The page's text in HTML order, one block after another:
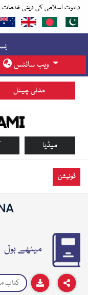
دعوت اسلامی کی دینی خدمات
ویب سائٹس
مدنی چینل
میڈیا
ڈونیشن
میٹھے بول